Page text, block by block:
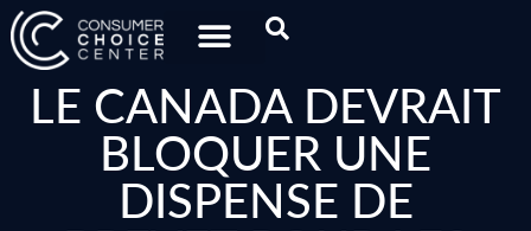
LE CANADA DEVRAIT
BLOQUER UNE
DISPENSE DE